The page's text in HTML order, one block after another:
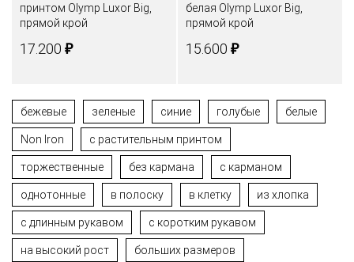
принтом Olymp Luxor Big,
прямой крой
17.200 ₽
белая Olymp Luxor Big,
прямой крой
15.600 ₽
бежевые зеленые синие голубые белые
Non Iron с растительным принтом
торжественные без кармана с карманом
однотонные в полоску в клетку из хлопка
с длинным рукавом с коротким рукавом
на высокий рост больших размеров